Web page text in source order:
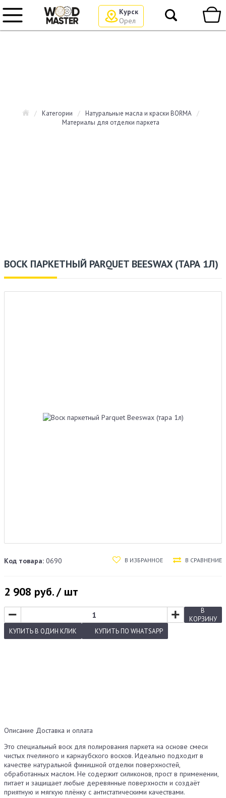
Курск
Орел
/ Категории / Натуральные масла и краски BORMA
/
Материалы для отделки паркета
ВОСК ПАРКЕТНЫЙ PARQUET BEESWAX (ТАРА 1Л)
Код товара: 0690 В ИЗБРАННОЕ В СРАВНЕНИЕ
2 908 руб. / шт
− +
В
КОРЗИНУ
КУПИТЬ В ОДИН КЛИК КУПИТЬ ПО WHATSAPP
Описание Доставка и оплата
Это специальный воск для полирования паркета на основе смеси
чистых пчелиного и карнаубского восков. Идеально подходит в
качестве натуральной финишной отделки поверхностей,
обработанных маслом. Не содержит силиконов, прост в применении,
питает и защищает любые деревянные поверхности и создаёт
приятную и мягкую плёнку с антистатическими качествами.